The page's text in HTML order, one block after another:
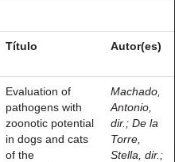
Título Autor(es)
Evaluation of
pathogens with
zoonotic potential
in dogs and cats
of the
Machado,
Antonio,
dir. ; De la
Torre,
Stella, dir. ;